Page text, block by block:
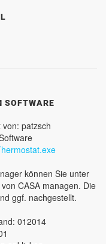
SOFTWARE
patzsch
können Sie unter
CASA managen. Die
ggf. nachgestellt.
012014